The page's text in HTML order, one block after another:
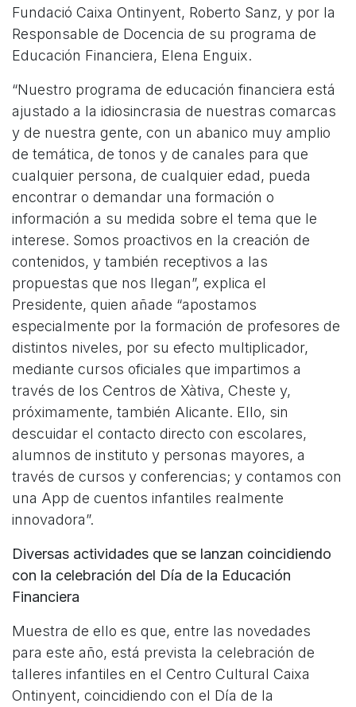
Fundació Caixa Ontinyent, Roberto Sanz, y por la
Responsable de Docencia de su programa de
Educación Financiera, Elena Enguix.
“Nuestro programa de educación financiera está
ajustado a la idiosincrasia de nuestras comarcas
y de nuestra gente, con un abanico muy amplio
de temática, de tonos y de canales para que
cualquier persona, de cualquier edad, pueda
encontrar o demandar una formación o
información a su medida sobre el tema que le
interese. Somos proactivos en la creación de
contenidos, y también receptivos a las
propuestas que nos llegan”, explica el
Presidente, quien añade “apostamos
especialmente por la formación de profesores de
distintos niveles, por su efecto multiplicador,
mediante cursos oficiales que impartimos a
través de los Centros de Xàtiva, Cheste y,
próximamente, también Alicante. Ello, sin
descuidar el contacto directo con escolares,
alumnos de instituto y personas mayores, a
través de cursos y conferencias; y contamos con
una App de cuentos infantiles realmente
innovadora”.
Diversas actividades que se lanzan coincidiendo
con la celebración del Día de la Educación
Financiera
Muestra de ello es que, entre las novedades
para este año, está prevista la celebración de
talleres infantiles en el Centro Cultural Caixa
Ontinyent, coincidiendo con el Día de la